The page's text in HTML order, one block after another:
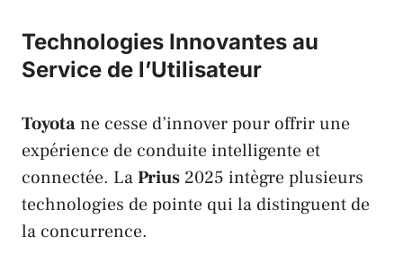
Technologies Innovantes au
Service de l’Utilisateur
Toyotane cesse d’innover pour offrir une
expérience de conduite intelligente et
connectée. LaPrius 2025 intègre plusieurs
technologies de pointe qui la distinguent de
la concurrence.